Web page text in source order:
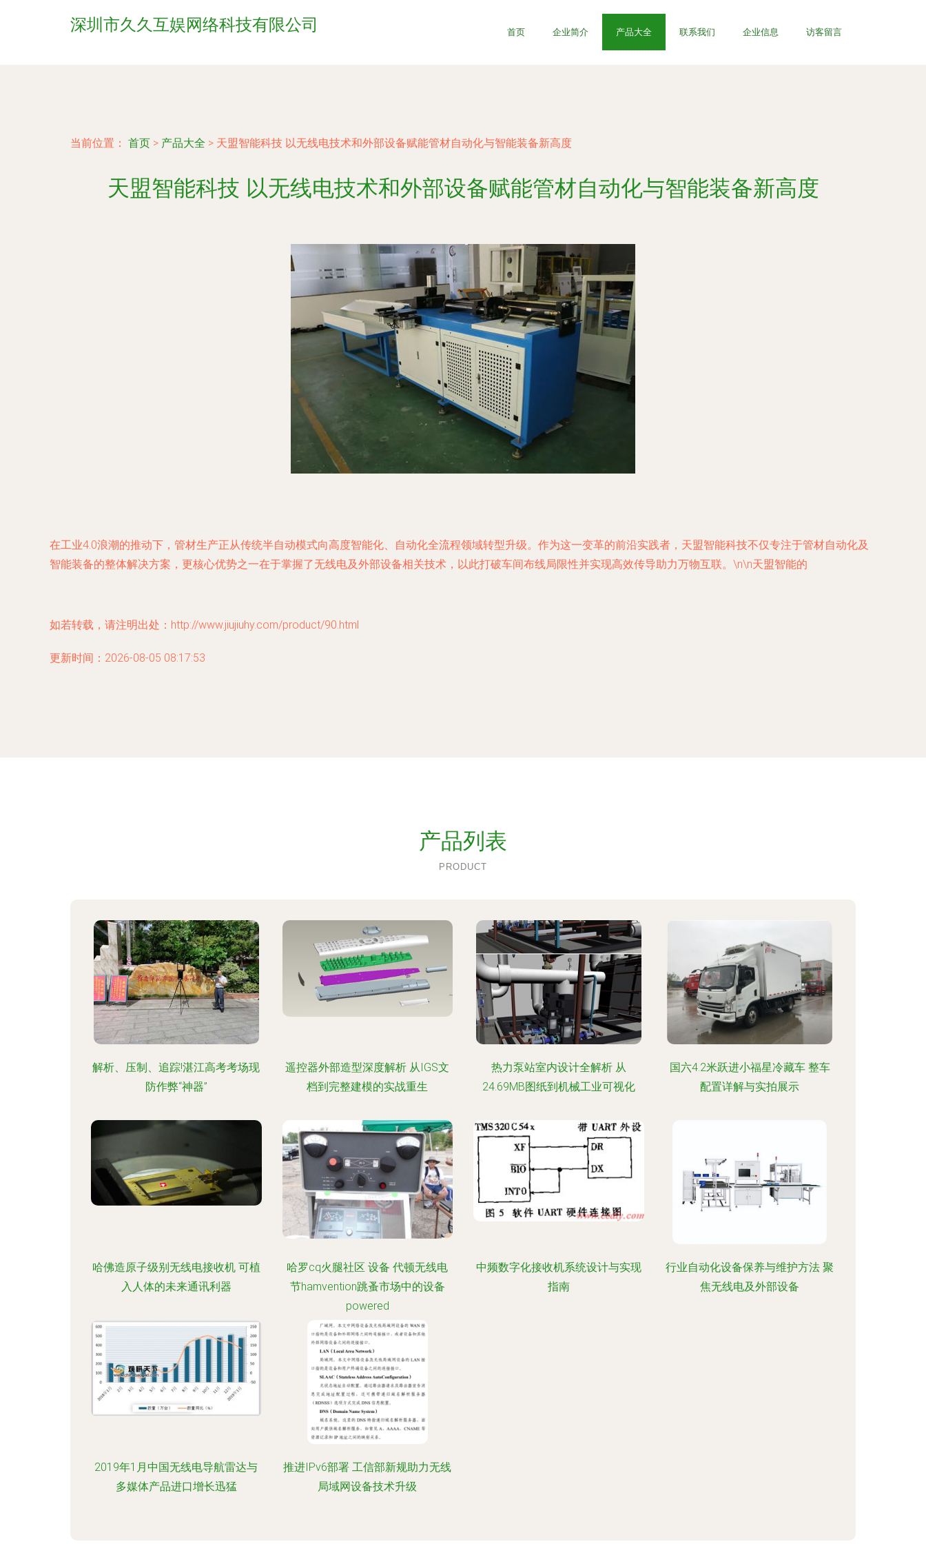
深圳市久久互娱网络科技有限公司 首页 企业简介 产品大全 联系我们 企业信息 访客留言
当前位置： 首页 > 产品大全 > 天盟智能科技 以无线电技术和外部设备赋能管材自动化与智能装备新高度
天盟智能科技 以无线电技术和外部设备赋能管材自动化与智能装备新高度
在工业4.0浪潮的推动下，管材生产正从传统半自动模式向高度智能化、自动化全流程领域转型升级。作为这一变革的前沿实践者，天盟智能科技不仅专注于管材自动化及
智能装备的整体解决方案，更核心优势之一在于掌握了无线电及外部设备相关技术，以此打破车间布线局限性并实现高效传导助力万物互联。\n\n天盟智能的
如若转载，请注明出处：http://www.jiujiuhy.com/product/90.html
更新时间：2026-08-05 08:17:53
产品列表
PRODUCT
解析、压制、追踪!湛江高考考场现
防作弊“神器”
遥控器外部造型深度解析 从IGS文
档到完整建模的实战重生
热力泵站室内设计全解析 从
24.69MB图纸到机械工业可视化
国六4.2米跃进小福星冷藏车 整车
配置详解与实拍展示
哈佛造原子级别无线电接收机 可植
入人体的未来通讯利器
哈罗cq火腿社区 设备 代顿无线电
节hamvention跳蚤市场中的设备
powered
中频数字化接收机系统设计与实现
指南
行业自动化设备保养与维护方法 聚
焦无线电及外部设备
2019年1月中国无线电导航雷达与
多媒体产品进口增长迅猛
推进IPv6部署 工信部新规助力无线
局域网设备技术升级